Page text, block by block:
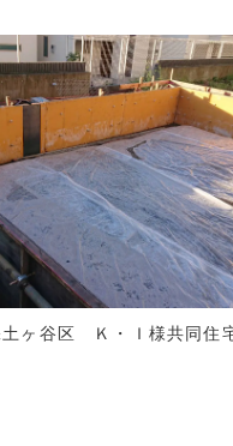
ヶ谷区 Ｋ・Ｉ様共同住